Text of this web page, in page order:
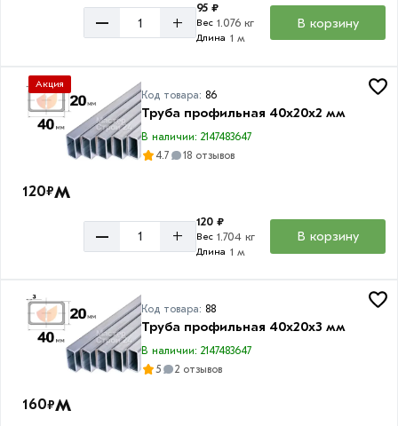
– +
95 ₽
Вес 1.076 кг
Длина 1 м
В корзину
Акция
Код товара: 86
Труба профильная 40х20х2 мм
В наличии: 2147483647
4.7
18 отзывов
120₽м
– +
120 ₽
Вес 1.704 кг
Длина 1 м
В корзину
Код товара: 88
Труба профильная 40х20х3 мм
В наличии: 2147483647
5
2 отзывов
160₽м